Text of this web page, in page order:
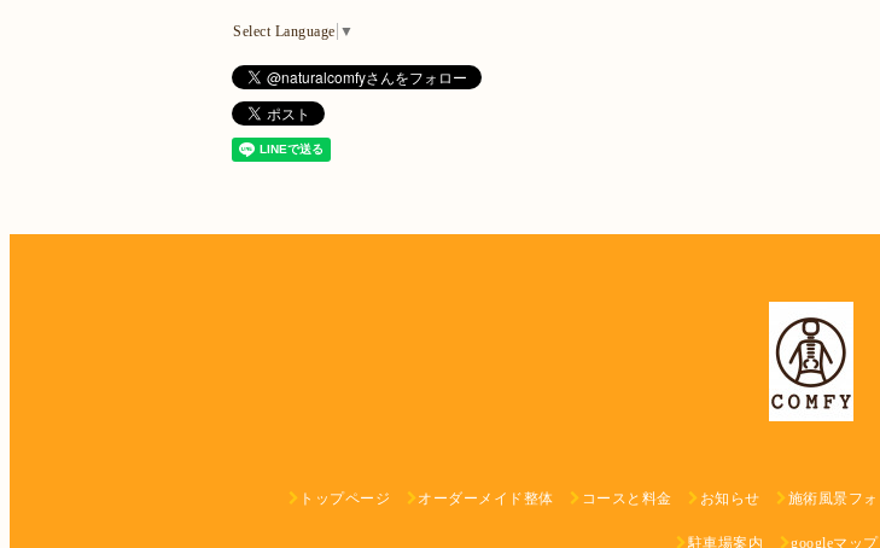
Select Language ▼
トップページ オーダーメイド整体 コースと料金 お知らせ 施術風景フォ
駐車場案内 googleマッ